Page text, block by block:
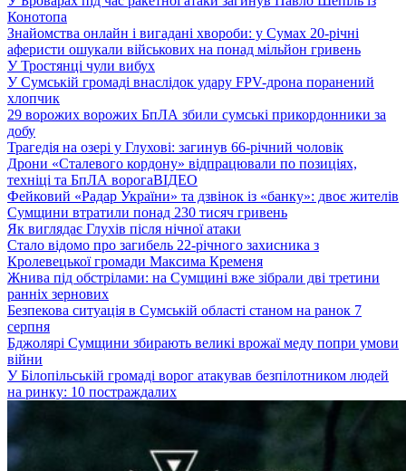
Конотопа
Знайомства онлайн і вигадані хвороби: у Сумах 20-річні
аферисти ошукали військових на понад мільйон гривень
У Тростянці чули вибух
У Сумській громаді внаслідок удару FPV-дрона поранений
хлопчик
29 ворожих ворожих БпЛА збили сумські прикордонники за
добу
Трагедія на озері у Глухові: загинув 66-річний чоловік
Дрони «Сталевого кордону» відпрацювали по позиціях,
техніці та БпЛА ворогаВІДЕО
Фейковий «Радар України» та дзвінок із «банку»: двоє жителів
Сумщини втратили понад 230 тисяч гривень
Як виглядає Глухів після нічної атаки
Стало відомо про загибель 22-річного захисника з
Кролевецької громади Максима Кременя
Жнива під обстрілами: на Сумщині вже зібрали дві третини
ранніх зернових
Безпекова ситуація в Сумській області станом на ранок 7
серпня
Бджолярі Сумщини збирають великі врожаї меду попри умови
війни
У Білопільській громаді ворог атакував безпілотником людей
на ринку: 10 постраждалих